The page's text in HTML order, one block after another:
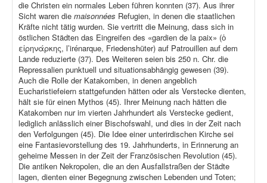
die Christen ein normales Leben führen konnten (37). Aus ihrer
Sicht waren die maisonnées Refugien, in denen die staatlichen
Kräfte nicht tätig wurden. Sie vertritt die Meinung, dass sich in
östlichen Städten das Eingreifen des «gardien de la paix» (ὁ
εἰρηνάρκης, l’irénarque, Friedenshüter) auf Patrouillen auf dem
Lande reduzierte (37). Des Weiteren seien bis 250 n. Chr. die
Repressalien punktuell und situationsabhängig gewesen (39).
Auch die Rolle der Katakomben, in denen angeblich
Eucharistiefeiern stattgefunden hätten oder als Verstecke dienten,
hält sie für einen Mythos (45). Ihrer Meinung nach hätten die
Katakomben nur im vierten Jahrhundert als Verstecke gedient,
lediglich anlässlich einer Bischofswahl, und dies in der Zeit nach
den Verfolgungen (45). Die Idee einer unterirdischen Kirche sei
eine Fantasievorstellung des 19. Jahrhunderts, in Erinnerung an
geheime Messen in der Zeit der Französischen Revolution (45).
Die antiken Nekropolen, die an den Ausfallstraßen der Städte
lagen, dienten einer Begegnung zwischen Lebenden und Toten;